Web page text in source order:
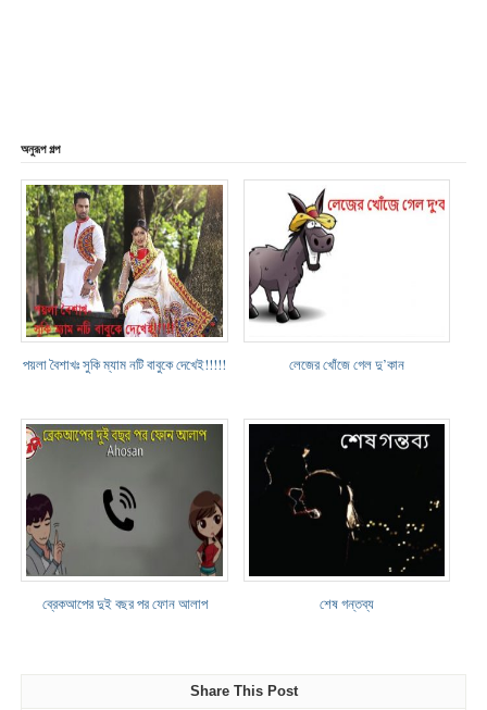
অনুরূপ গল্প
পয়লা বৈশাখঃ সুকি ম্যাম নটি বাবুকে দেখেই!!!!! লেজের খোঁজে গেল দু’কান
ব্রেকআপের দুই বছর পর ফোন আলাপ শেষ গন্তব্য
Share This Post